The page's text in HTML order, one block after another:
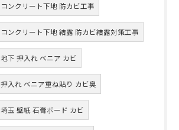
コンクリート下地 防カビ工事
コンクリート下地 結露 防カビ結露対策工事
地下 押入れ ベニア カビ
押入れ ベニア重ね貼り カビ臭
埼玉 壁紙 石膏ボード カビ